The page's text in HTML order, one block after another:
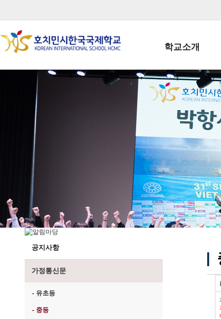
학교소개
학교장인사말
학생회장인사말
학교상징
학교 CI
교직원현황
학생현황
위치/전화
전경사진
공지사항
가정통신문
- 유초등
- 중등